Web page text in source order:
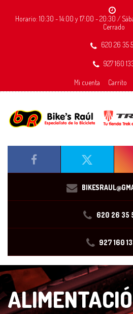
Horario: 10:30 - 14:00 y 17:00 - 20:30 /
Cerrado
620 26 35
927 160
Mi cuenta Carrito
620 26 35
927 160